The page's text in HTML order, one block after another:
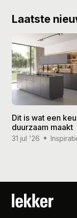
Laatste
Dit is wat een
duurzaam maakt
31 jul '26